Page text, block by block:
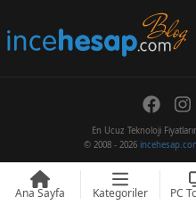
Ana Sayfa Kategoriler PC
En Ucuz Teknoloji
© 2008 - 2026